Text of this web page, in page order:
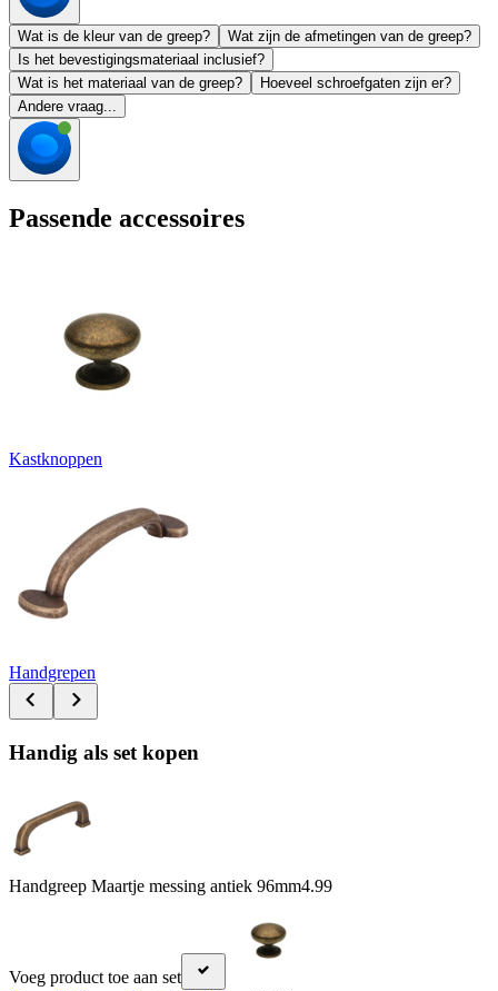
Wat is de kleur van de greep?
Wat zijn de afmetingen van de greep?
Is het bevestigingsmateriaal inclusief?
Wat is het materiaal van de greep?
Hoeveel schroefgaten zijn er?
Andere vraag...
Passende accessoires
Kastknoppen
Handgrepen
Handig als set kopen
Handgreep Maartje messing antiek 96mm4.99
Voeg product toe aan set